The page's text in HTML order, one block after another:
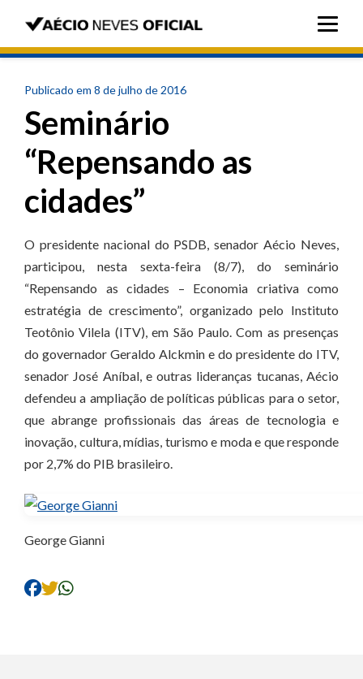
Publicado em 8 de julho de 2016
Seminário
“Repensando as
cidades”
O presidente nacional do PSDB, senador Aécio Neves,
participou, nesta sexta-feira (8/7), do seminário
“Repensando as cidades – Economia criativa como
estratégia de crescimento”, organizado pelo Instituto
Teotônio Vilela (ITV), em São Paulo. Com as presenças
do governador Geraldo Alckmin e do presidente do ITV,
senador José Aníbal, e outras lideranças tucanas, Aécio
defendeu a ampliação de políticas públicas para o setor,
que abrange profissionais das áreas de tecnologia e
inovação, cultura, mídias, turismo e moda e que responde
por 2,7% do PIB brasileiro.
George Gianni